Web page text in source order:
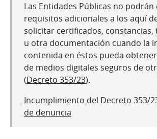
Las Entidades Públicas no podrán
requisitos adicionales a los aquí
solicitar certificados,
u otra documentación cuando la
contenida en éstos pueda
de medios digitales seguros de
(Decreto 353/23).
Incumplimiento del Decreto 353/
de denuncia